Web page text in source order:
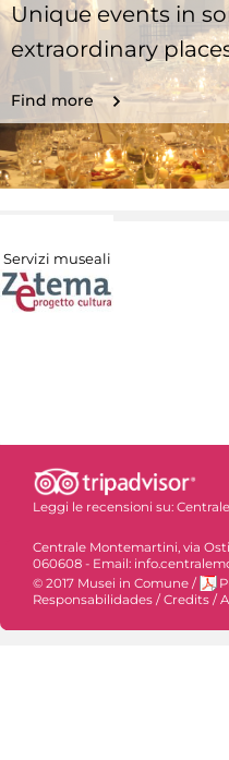
Unique events in
extraordinary
Find more
Servizi museali
Leggi le recensioni su:
Centrale Montemartini, via
060608 - Email:
© 2017 Musei in Comune /
Responsabilidades /Credits /